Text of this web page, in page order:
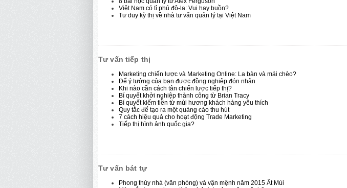
Việt Nam có tỉ phú đô-la: Vui hay buồn?
Tư duy kỳ thị về nhà tư vấn quản lý tại Việt Nam
Tư vấn tiếp thị
Marketing chiến lược và Marketing Online: La bàn và mái chèo?
Để ý tưởng của bạn được đồng nghiệp đón nhận
Khi nào cần cách tân chiến lược tiếp thị?
Bí quyết khởi nghiệp thành công từ Brian Tracy
Bí quyết kiếm tiền từ mùi hương khách hàng yêu thích
Quy tắc để tạo ra một quảng cáo thu hút
7 cách hiệu quả cho hoạt động Trade Marketing
Tiếp thị hình ảnh quốc gia?
Tư vấn bát tự
Phong thủy nhà (văn phòng) và vận mệnh năm 2015 Ất Mùi